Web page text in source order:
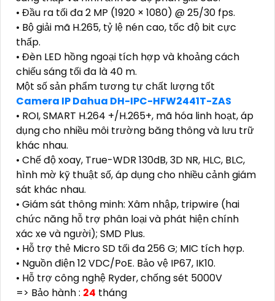
• Đầu ra tối đa 2 MP (1920 × 1080) @ 25/30 fps.
• Bộ giải mã H.265, tỷ lệ nén cao, tốc độ bit cực
thấp.
• Đèn LED hồng ngoại tích hợp và khoảng cách
chiếu sáng tối đa là 40 m.
Một số sản phẩm tương tự chất lượng tốt
Camera IP Dahua DH-IPC-HFW2441T-ZAS
• ROI, SMART H.264 +/H.265+, mã hóa linh hoạt, áp
dụng cho nhiều môi trường băng thông và lưu trữ
khác nhau.
• Chế độ xoay, True-WDR 130dB, 3D NR, HLC, BLC,
hình mờ kỹ thuật số, áp dụng cho nhiều cảnh giám
sát khác nhau.
• Giám sát thông minh: Xâm nhập, tripwire (hai
chức năng hỗ trợ phân loại và phát hiện chính
xác xe và người); SMD Plus.
• Hỗ trợ thẻ Micro SD tối đa 256 G; MIC tích hợp.
• Nguồn điện 12 VDC/PoE. Bảo vệ IP67, IK10.
• Hỗ trợ công nghệ Ryder, chống sét 5000V
=> Bảo hành : 24 tháng